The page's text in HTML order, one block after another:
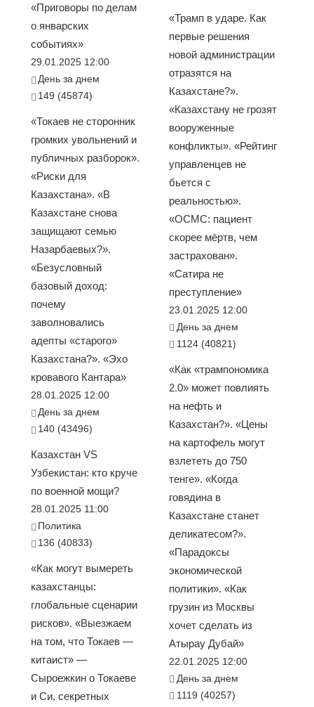
«Приговоры по делам
о январских
событиях»
29.01.2025 12:00
День за днем
149 (45874)
«Токаев не сторонник
громких увольнений и
публичных разборок».
«Риски для
Казахстана». «В
Казахстане снова
защищают семью
Назарбаевых?».
«Безусловный
базовый доход:
почему
заволновались
адепты «старого»
Казахстана?». «Эхо
кровавого Кантара»
28.01.2025 12:00
День за днем
140 (43496)
Казахстан VS
Узбекистан: кто круче
по военной мощи?
28.01.2025 11:00
Политика
136 (40833)
«Как могут вымереть
казахстанцы:
глобальные сценарии
рисков». «Выезжаем
на том, что Токаев —
китаист» —
Сыроежкин о Токаеве
и Си, секретных
«Трамп в ударе. Как
первые решения
новой администрации
отразятся на
Казахстане?».
«Казахстану не грозят
вооруженные
конфликты». «Рейтинг
управленцев не
бьется с
реальностью».
«ОСМС: пациент
скорее мёртв, чем
застрахован».
«Сатира не
преступление»
23.01.2025 12:00
День за днем
1124 (40821)
«Как «трампономика
2.0» может повлиять
на нефть и
Казахстан?». «Цены
на картофель могут
взлететь до 750
тенге». «Когда
говядина в
Казахстане станет
деликатесом?».
«Парадоксы
экономической
политики». «Как
грузин из Москвы
хочет сделать из
Атырау Дубай»
22.01.2025 12:00
День за днем
1119 (40257)